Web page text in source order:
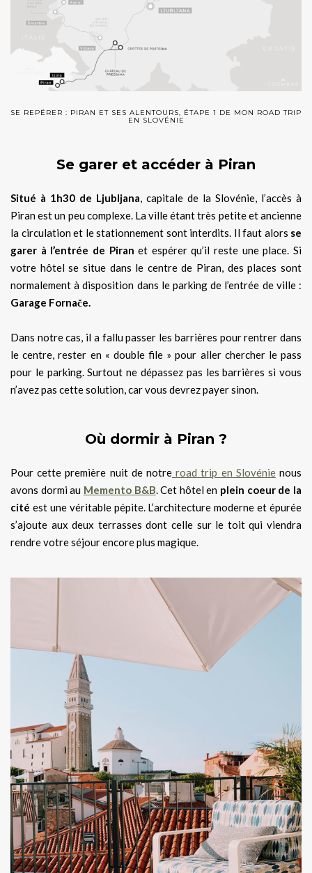
SE REPÉRER : PIRAN ET SES ALENTOURS, ÉTAPE 1 DE MON ROAD TRIP
EN SLOVÉNIE
Se garer et accéder à Piran
Situé à 1h30 de Ljubljana, capitale de la Slovénie, l’accès à
Piran est un peu complexe. La ville étant très petite et ancienne
la circulation et le stationnement sont interdits. Il faut alors se
garer à l’entrée de Piran et espérer qu’il reste une place. Si
votre hôtel se situe dans le centre de Piran, des places sont
normalement à disposition dans le parking de l’entrée de ville :
Garage Fornače.
Dans notre cas, il a fallu passer les barrières pour rentrer dans
le centre, rester en « double file » pour aller chercher le pass
pour le parking. Surtout ne dépassez pas les barrières si vous
n’avez pas cette solution, car vous devrez payer sinon.
Où dormir à Piran ?
Pour cette première nuit de notre road trip en Slovénienous
avons dormi au Memento B&B. Cet hôtel en plein coeur de la
cité est une véritable pépite. L’architecture moderne et épurée
s’ajoute aux deux terrasses dont celle sur le toit qui viendra
rendre votre séjour encore plus magique.